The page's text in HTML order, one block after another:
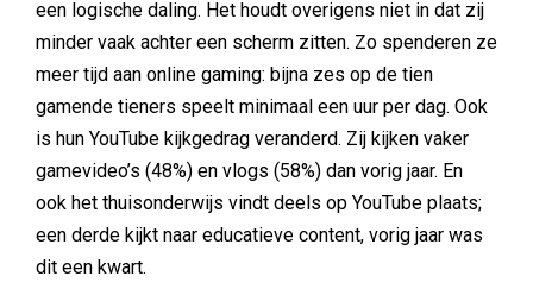
een logische daling. Het houdt overigens niet in dat zij
minder vaak achter een scherm zitten. Zo spenderen ze
meer tijd aan online gaming: bijna zes op de tien
gamende tieners speelt minimaal een uur per dag. Ook
is hun YouTube kijkgedrag veranderd. Zij kijken vaker
gamevideo’s (48%) en vlogs (58%) dan vorig jaar. En
ook het thuisonderwijs vindt deels op YouTube plaats;
een derde kijkt naar educatieve content, vorig jaar was
dit een kwart.